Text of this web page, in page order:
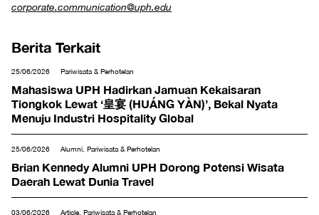
corporate.communication@uph.edu
Berita Terkait
25/06/2026 Pariwisata & Perhotelan
Mahasiswa UPH Hadirkan Jamuan Kekaisaran
Tiongkok Lewat ‘皇宴 (HUÁNG YÀN)’, Bekal Nyata
Menuju Industri Hospitality Global
25/06/2026 Alumni, Pariwisata & Perhotelan
Brian Kennedy Alumni UPH Dorong Potensi Wisata
Daerah Lewat Dunia Travel
03/06/2026 Article, Pariwisata & Perhotelan